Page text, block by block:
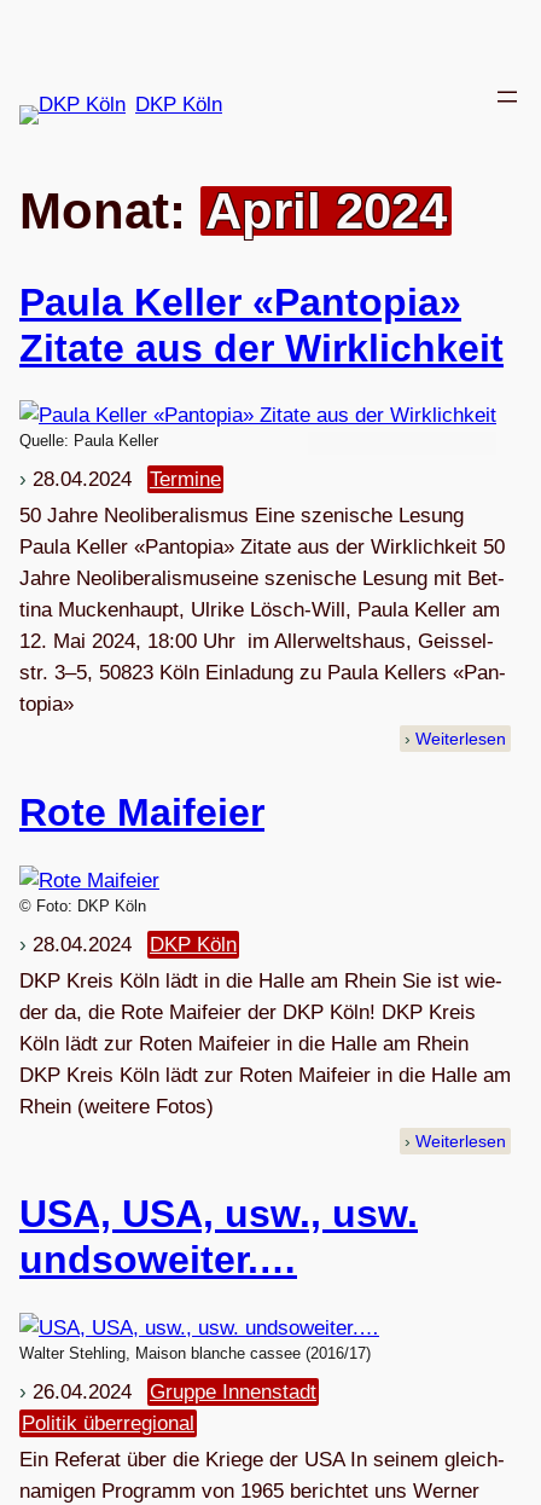
springen
DKP Köln
Monat: April 2024
Paula Kel­ler «Pan­to­pia»
Zitate aus der Wirklichkeit
Quelle: Paula Keller
28.04.2024
Termine
50 Jahre Neo­li­be­ra­lis­mus Eine sze­ni­sche Lesung
Paula Kel­ler «Pan­to­pia» Zitate aus der Wirklichkeit 50
Jahre Neo­li­be­ra­lis­museine sze­ni­sche Lesung mit Bet­
tina Mucken­haupt, Ulrike Lösch-Will, Paula Keller am
12. Mai 2024, 18:00 Uhr im Aller­welts­haus, Geis­sel­
str. 3–5, 50823 Köln Ein­la­dung zu Paula Kel­lers «Pan­
to­pia»
Weiterlesen
Rote Mai­feier
© Foto: DKP Köln
28.04.2024
DKP Köln
DKP Kreis Köln lädt in die Halle am Rhein Sie ist wie­
der da, die Rote Mai­feier der DKP Köln! DKP Kreis
Köln lädt zur Roten Mai­feier in die Halle am Rhein
DKP Kreis Köln lädt zur Roten Mai­feier in die Halle am
Rhein (wei­tere Fotos)
Weiterlesen
USA, USA, usw., usw.
undsoweiter.…
Walter Stehling, Maison blanche cassee (2016/17)
26.04.2024
Gruppe Innenstadt
Politik überregional
Ein Refe­rat über die Kriege der USA In sei­nem gleich­
na­mi­gen Pro­gramm von 1965 berich­tet uns Wer­ner